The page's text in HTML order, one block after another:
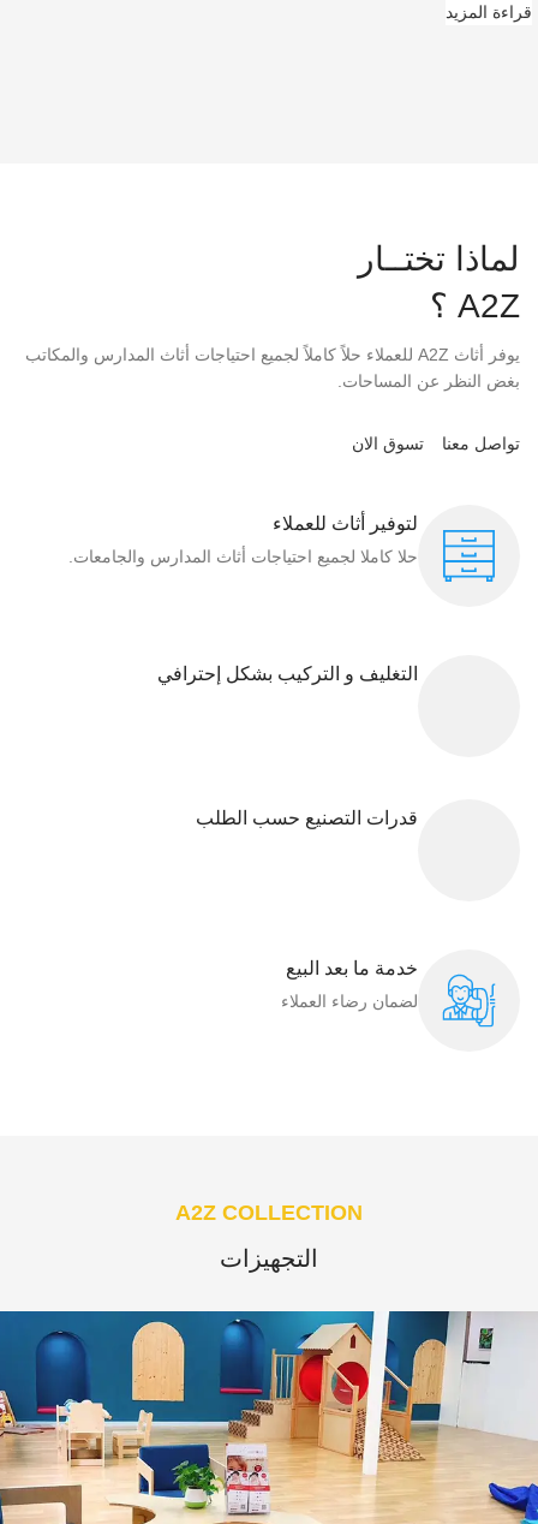
قراءة المزيد
لماذا تختــار
A2Z ؟
يوفر أثاث A2Z للعملاء حلاً كاملاً لجميع احتياجات أثاث المدارس والمكاتب
بغض النظر عن المساحات.
تواصل معنا تسوق الان
لتوفير أثاث للعملاء
حلا كاملا لجميع احتياجات أثاث المدارس والجامعات.
التغليف و التركيب بشكل إحترافي
قدرات التصنيع حسب الطلب
خدمة ما بعد البيع
لضمان رضاء العملاء​
A2Z COLLECTION
التجهيزات